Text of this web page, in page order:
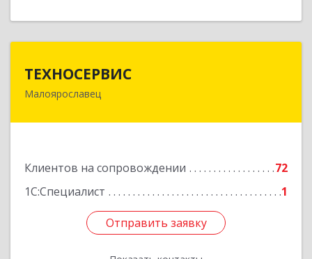
ТЕХНОСЕРВИС
Малоярославец
Клиентов на сопровождении
72
1С:Специалист
1
Отправить заявку
249094, Калужская обл, Малоярославецкий р-н,
Отправить заявку